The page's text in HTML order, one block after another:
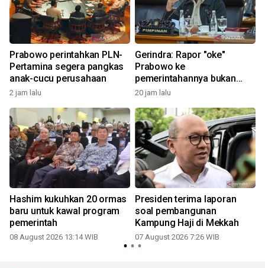
Prabowo perintahkan PLN-
Pertamina segera pangkas
anak-cucu perusahaan
2 jam lalu
Gerindra: Rapor "oke"
Prabowo ke
pemerintahannya bukan
klaim sepihak
20 jam lalu
Hashim kukuhkan 20 ormas
baru untuk kawal program
pemerintah
08 August 2026 13:14 WIB
Presiden terima laporan
soal pembangunan
Kampung Haji di Mekkah
07 August 2026 7:26 WIB